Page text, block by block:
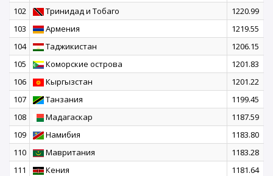
102
Тринидад и Тобаго
1220.99
103
Армения
1219.55
104
Таджикистан
1206.15
105
Коморские острова
1201.83
106
Кыргызстан
1201.22
107
Танзания
1199.45
108
Мадагаскар
1187.59
109
Намибия
1183.80
110
Мавритания
1183.28
111
Кения
1181.64